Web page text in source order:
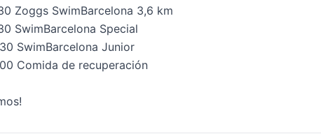
Zoggs SwimBarcelona 3,6 km
SwimBarcelona Special
SwimBarcelona Junior
Comida de recuperación